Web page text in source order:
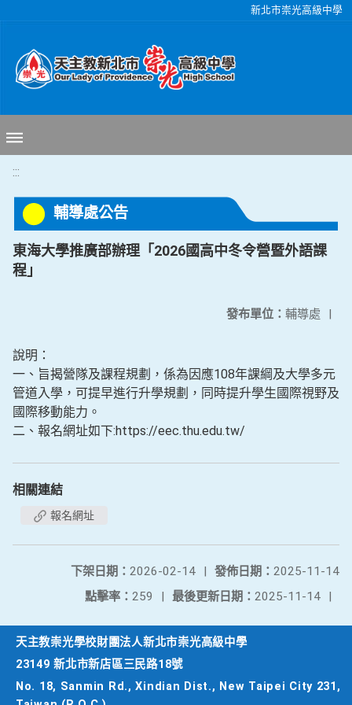
新北市崇光高級中學
:::
輔導處公告
東海大學推廣部辦理「2026國高中冬令營暨外語課
程」
發布單位： 輔導處 |
說明：
一、旨揭營隊及課程規劃，係為因應108年課綱及大學多元
管道入學，可提早進行升學規劃，同時提升學生國際視野及
國際移動能力。
二、報名網址如下:https://eec.thu.edu.tw/
相關連結
報名網址
發佈日期： 2025-11-14
下架日期： 2026-02-14
|
最後更新日期： 2025-11-14 |
點擊率： 259 |
天主教崇光學校財團法人新北市崇光高級中學
23149 新北市新店區三民路18號
No. 18, Sanmin Rd., Xindian Dist., New Taipei City 231,